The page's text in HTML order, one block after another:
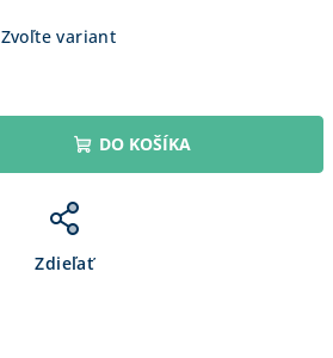
Zvoľte variant
DO KOŠÍKA
Zdieľať